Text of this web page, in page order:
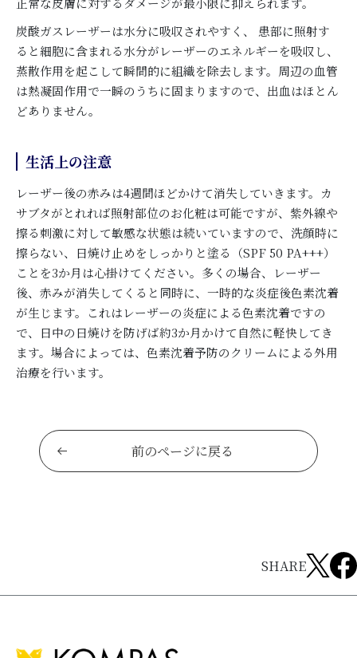
炭酸ガスレーザーは水分に吸収されやすく、 患部に照射す
ると細胞に含まれる水分がレーザーのエネルギーを吸収し、
蒸散作用を起こして瞬間的に組織を除去します。周辺の血管
は熱凝固作用で一瞬のうちに固まりますので、出血はほとん
どありません。
生活上の注意
レーザー後の赤みは4週間ほどかけて消失していきます。カ
サブタがとれれば照射部位のお化粧は可能ですが、紫外線や
擦る刺激に対して敏感な状態は続いていますので、洗顔時に
擦らない、日焼け止めをしっかりと塗る（SPF 50 PA+++）
ことを3か月は心掛けてください。多くの場合、レーザー
後、赤みが消失してくると同時に、一時的な炎症後色素沈着
が生じます。これはレーザーの炎症による色素沈着ですの
で、日中の日焼けを防げば約3か月かけて自然に軽快してき
ます。場合によっては、色素沈着予防のクリームによる外用
治療を行います。
前のページに戻る
SHARE